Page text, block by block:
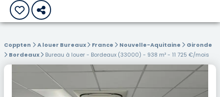
Coppten A louer Bureaux France Nouvelle-Aquitaine
Gironde
Bordeaux
Bureau à louer - Bordeaux (33000) - 938 m² - 11 725 €/mois